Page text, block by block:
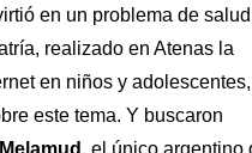
en un problema de
realizado en Atenas la
en niños y adolescentes,
este tema. Y buscaron
, el único argentino